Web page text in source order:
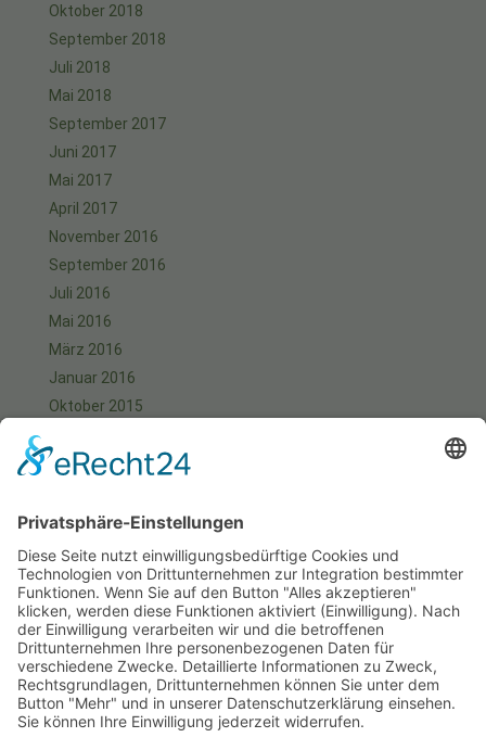
Oktober 2018
September 2018
Juli 2018
Mai 2018
September 2017
Juni 2017
Mai 2017
April 2017
November 2016
September 2016
Juli 2016
Mai 2016
März 2016
Januar 2016
Oktober 2015
August 2015
Juni 2015
Mai 2015
April 2015
März 2015
Januar 2015
Meta